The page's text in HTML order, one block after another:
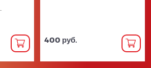
400 руб.